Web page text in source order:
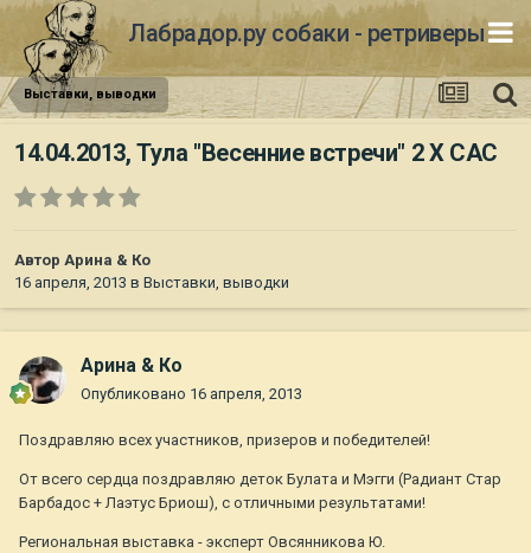
Лабрадор.ру собаки - ретриверы
Выставки, выводки
14.04.2013, Тула "Весенние встречи" 2 Х САС
Автор Арина & Ко
16 апреля, 2013 в Выставки, выводки
Арина & Ко
Опубликовано 16 апреля, 2013
Поздравляю всех участников, призеров и победителей!
От всего сердца поздравляю деток Булата и Мэгги (Радиант Стар
Барбадос + Лаэтус Бриош), с отличными результатами!
Региональная выставка - эксперт Овсянникова Ю.